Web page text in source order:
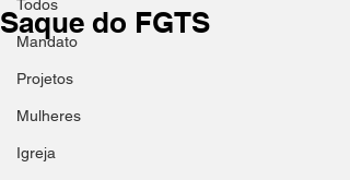
Todos
Mandato
Projetos
Mulheres
Igreja
Saque do FGTS